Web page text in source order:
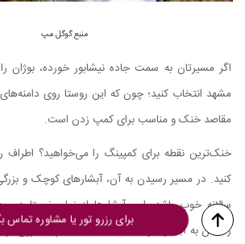
منبع گوگل مپ
اگر مسیرتان به سمت جاده نیشابور خورده، بوژان
مشهد انتخاب کنید؛ چون که این روستا روی دامنه‌های
مقاصد خنک و مناسب برای کمپ زدن است.
خنک‌ترین نقطه برای کمپینگ را می‌خواهید؟ اطراف
کنید. در مسیر رسیدن به آن، آبشارهای کوچک و بزرگی
سالانه خوب باشد، این آبشارها از نمای نسبتا
رسیدن به آبشار تقریبا به مدت 3
برای رزرو تور یا مشاوره تماس